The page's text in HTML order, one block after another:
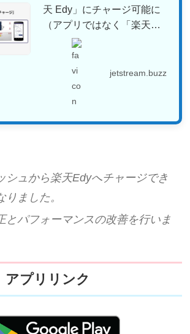
天 Edy」にチャージ可能に
（アプリではなく「楽天
Edy」マイページから申...
jetstream.buzz
シュから楽天Edyへチャージでき
りました。
とパフォーマンスの改善を行いま
アプリリンク